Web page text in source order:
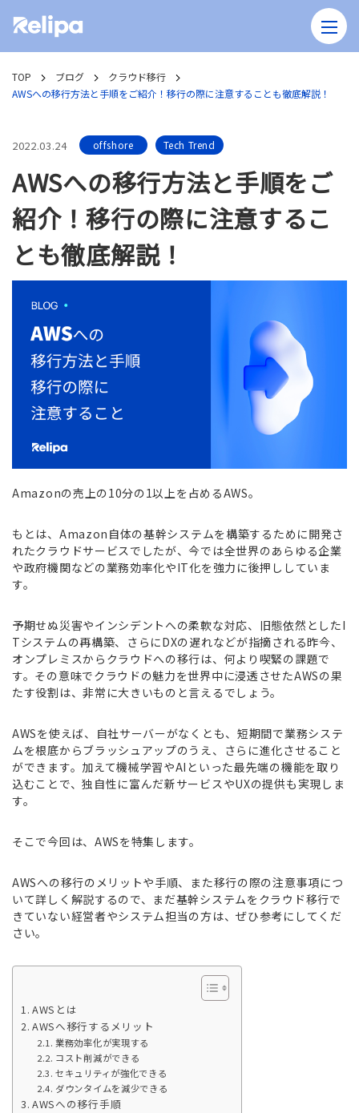
TOP ブログ
クラウド移行
AWSへの移行方法と手順をご紹介！移行の際に注意することも徹底解説！
2022.03.24 offshore Tech Trend
AWSへの移行方法と手順をご
紹介！移行の際に注意するこ
とも徹底解説！
Amazonの売上の10分の1以上を占めるAWS。
もとは、Amazon自体の基幹システムを構築するために開発さ
れたクラウドサービスでしたが、今では全世界のあらゆる企業
や政府機関などの業務効率化やIT化を強力に後押ししていま
す。
予期せぬ災害やインシデントへの柔軟な対応、旧態依然としたI
Tシステムの再構築、さらにDXの遅れなどが指摘される昨今、
オンプレミスからクラウドへの移行は、何より喫緊の課題で
す。その意味でクラウドの魅力を世界中に浸透させたAWSの果
たす役割は、非常に大きいものと言えるでしょう。
AWSを使えば、自社サーバーがなくとも、短期間で業務システ
ムを根底からブラッシュアップのうえ、さらに進化させること
ができます。加えて機械学習やAIといった最先端の機能を取り
込むことで、独自性に富んだ新サービスやUXの提供も実現しま
す。
そこで今回は、AWSを特集します。
AWSへの移行のメリットや手順、また移行の際の注意事項につ
いて詳しく解説するので、まだ基幹システムをクラウド移行で
きていない経営者やシステム担当の方は、ぜひ参考にしてくだ
さい。
AWSとは
AWSへ移行するメリット
業務効率化が実現する
コスト削減ができる
セキュリティが強化できる
ダウンタイムを減少できる
AWSへの移行手順